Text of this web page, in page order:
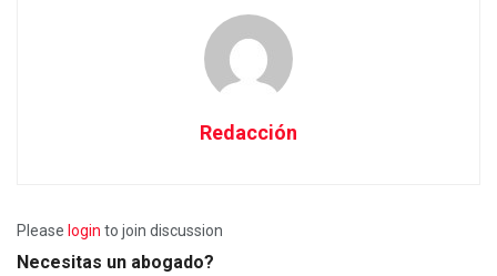
Redacción
Please login to join discussion
Necesitas un abogado?